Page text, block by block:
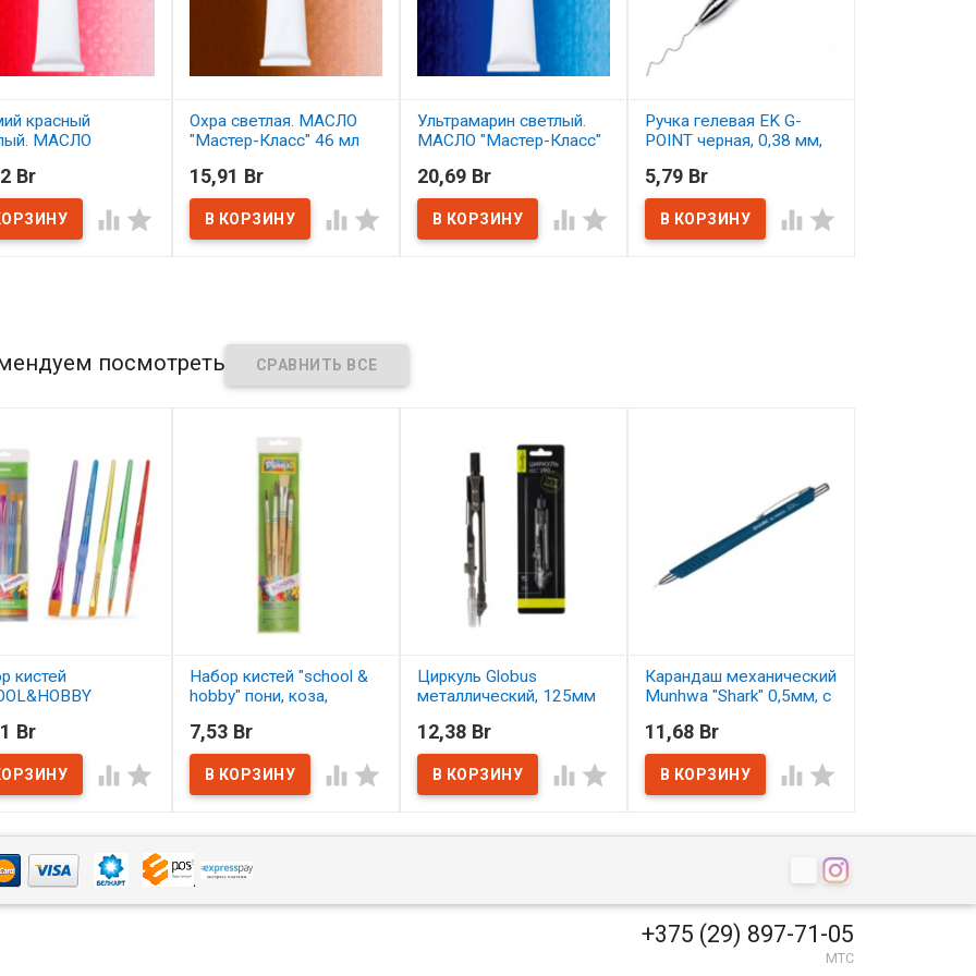
красный
МАСЛО
Br
 
Охра светлая. МАСЛО
"Мастер-Класс" 46 мл
В наличии
15,91 Br
 
Ультрамарин светлый.
МАСЛО "Мастер-Класс"
В наличии
20,69 Br
 
Ручка гелевая EK G-
POINT черная, 0,38 мм,
В наличии
5,79 Br
 
посмотреть
кистей
Br
 
Набор кистей "school &
hobby" пони, коза,
В наличии
7,53 Br
 
Циркуль Globus
металлический, 125мм
В наличии
12,38 Br
 
Карандаш механический
Munhwa "Shark" 0,5мм, с
В наличии
11,68 Br
 
+375 (29) 897-71-05
МТС